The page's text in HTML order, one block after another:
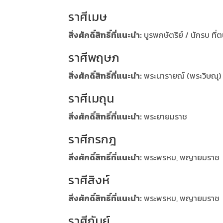
ราศีเมษ
สิ่งศักดิ์สิทธิ์ที่แนะนำ: บูรพกษัตริย์ / นักรบ ที่
ราศีพฤษภ
สิ่งศักดิ์สิทธิ์ที่แนะนำ:พระนารายณ์ (พระวิษณุ)
ราศีเมถุน
สิ่งศักดิ์สิทธิ์ที่แนะนำ:พระยายมราช
ราศีกรกฎ
สิ่งศักดิ์สิทธิ์ที่แนะนำ:พระพรหม, พญายมราช
ราศีสิงห์
สิ่งศักดิ์สิทธิ์ที่แนะนำ:พระพรหม, พญายมราช